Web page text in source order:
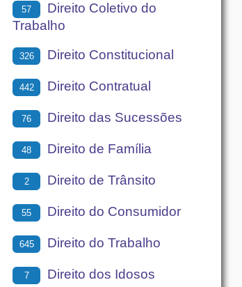
57
Direito Coletivo do
Trabalho
326 Direito Constitucional
442 Direito Contratual
76 Direito das Sucessões
48 Direito de Família
2 Direito de Trânsito
55 Direito do Consumidor
645 Direito do Trabalho
7 Direito dos Idosos